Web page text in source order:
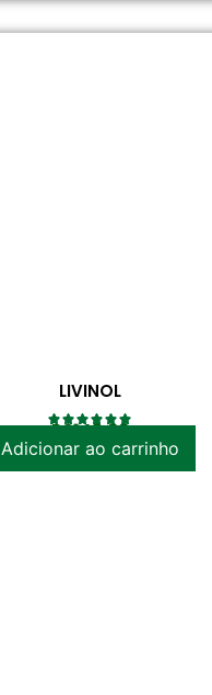
LIVINOL
R$149.00
Adicionar ao carrinho